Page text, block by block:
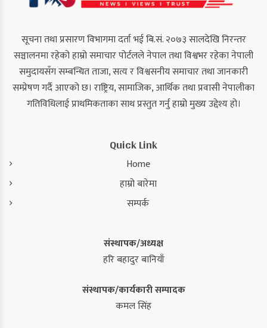
सूचना तथा प्रसारण विभागमा दर्ता भई बि.सं. २०७३ सालदेखि निरन्तर
सञ्चालनमा रहेको हाम्रो समाचार पोर्टलले नेपाल तथा विश्वभर रहेका नेपाली
समुदायसँग सम्बन्धित ताजा, सत्य र विश्वसनीय समाचार तथा जानकारी
सम्प्रेषण गर्दै आएको छ। राष्ट्रिय, सामाजिक, आर्थिक तथा प्रवासी नेपालीका
गतिविधिलाई प्राथमिकताका साथ प्रस्तुत गर्नु हाम्रो मुख्य उद्देश्य हो।
Quick Link
Home
हाम्रो बारेमा
सम्पर्क
संस्थापक/अध्यक्ष
हरि बहादुर बानियाँ
संस्थापक/कार्यकारी सम्पादक
कमल सिंह